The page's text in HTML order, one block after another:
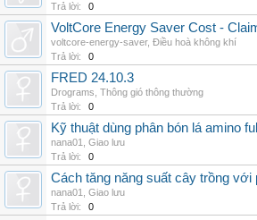
Trả lời:
0
VoltCore Energy Saver Cost -
voltcore-energy-saver, Điều hoà không khí
Trả lời:
0
FRED 24.10.3
Drograms Thông gió thông thường
Trả lời:
0
Kỹ thuật dùng phân bón lá amino
nana01
Giao lưu
Trả lời:
0
Cách tăng năng suất cây trồng với
nana01
Giao lưu
Trả lời:
0